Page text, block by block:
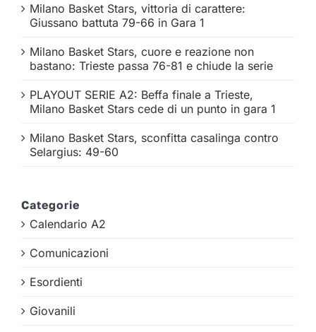
Milano Basket Stars, vittoria di carattere:
Giussano battuta 79-66 in Gara 1
Milano Basket Stars, cuore e reazione non
bastano: Trieste passa 76-81 e chiude la serie
PLAYOUT SERIE A2: Beffa finale a Trieste,
Milano Basket Stars cede di un punto in gara 1
Milano Basket Stars, sconfitta casalinga contro
Selargius: 49-60
Categorie
Calendario A2
Comunicazioni
Esordienti
Giovanili